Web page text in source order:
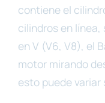
contiene el
cilindros en línea,
en V (V6, V8), el
motor mirando
esto puede